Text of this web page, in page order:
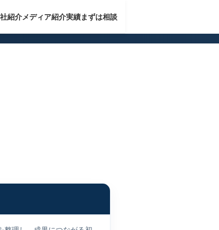
紹介メディア紹介実績まずは相談